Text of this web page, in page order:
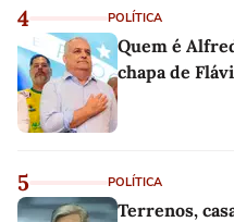
4 POLÍTICA
Quem é
chapa de
5 POLÍTICA
Terrenos,